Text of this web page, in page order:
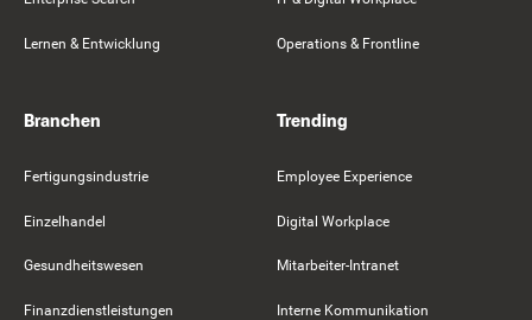
Lernen & Entwicklung Operations & Frontline
Branchen
Fertigungsindustrie
Einzelhandel
Gesundheitswesen
Finanzdienstleistungen
Trending
Employee Experience
Digital Workplace
Mitarbeiter-Intranet
Interne Kommunikation